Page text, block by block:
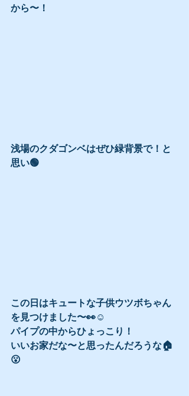
から〜！
浅場のクダゴンベはぜひ緑背景で！と
思い🟢
この日はキュートな子供ウツボちゃん
を見つけました〜👀☺️
パイプの中からひょっこり！
いいお家だな〜と思ったんだろうな🏠
😮